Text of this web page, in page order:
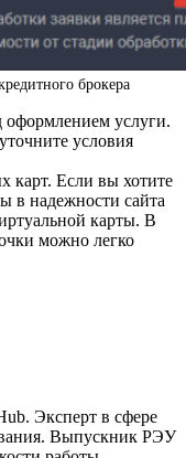
брокера
оформлением услуги.
условия
карт. Если вы хотите
в надежности сайта
карты. В
можно легко
Эксперт в сфере
Выпускник РЭУ